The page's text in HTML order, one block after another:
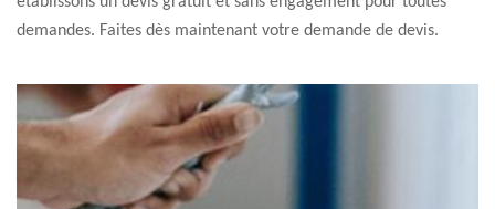
demandes. Faites dès maintenant votre demande de devis.